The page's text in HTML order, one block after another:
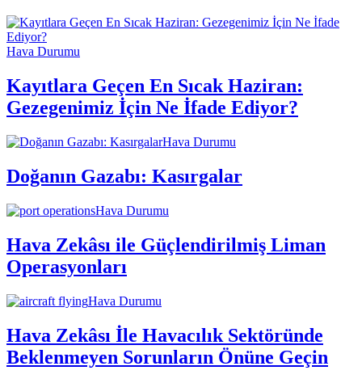
Hava Durumu
Kayıtlara Geçen En Sıcak Haziran:
Gezegenimiz İçin Ne İfade Ediyor?
Hava Durumu
Doğanın Gazabı: Kasırgalar
Hava Durumu
Hava Zekâsı ile Güçlendirilmiş Liman
Operasyonları
Hava Durumu
Hava Zekâsı İle Havacılık Sektöründe
Beklenmeyen Sorunların Önüne Geçin